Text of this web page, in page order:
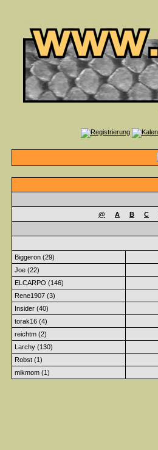
@ A B C
Biggeron (29)
Joe (22)
ELCARPO (146)
Rene1907 (3)
Insider (40)
torak16 (4)
reichtm (2)
Larchy (130)
Robst (1)
mikmom (1)